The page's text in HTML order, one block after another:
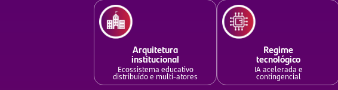
Arquitetura
institucional
Ecossistema educativo
distribuído e multi-atores
Regime
tecnológico
IA acelerada e
contingencial